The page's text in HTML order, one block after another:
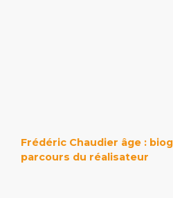
Frédéric Chaudier âge :
parcours du réalisateur